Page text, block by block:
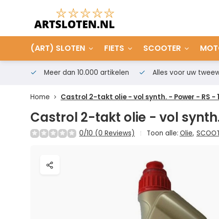
(ART) SLOTEN FIETS SCOOTER
Meer dan 10.000 artikelen Alles voor uw
Home Castrol 2-takt olie - vol synth. - Power - RS -
Castrol 2-takt olie - vol synth.
0/10 (0 Reviews) Toon alle: Olie,